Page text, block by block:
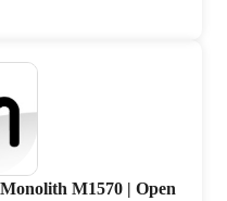
M1570 | Open